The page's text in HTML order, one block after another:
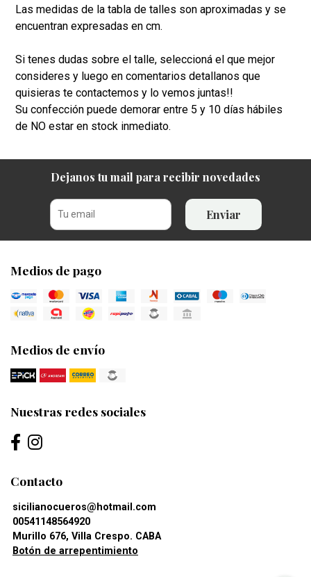
Las medidas de la tabla de talles son aproximadas y se
encuentran expresadas en cm.
Si tenes dudas sobre el talle, seleccioná el que mejor
consideres y luego en comentarios detallanos que
quisieras te contactemos y lo vemos juntas!!
Su confección puede demorar entre 5 y 10 días hábiles
de NO estar en stock inmediato.
Dejanos tu mail para recibir novedades
Enviar
Medios de pago
Medios de envío
Nuestras redes sociales
Contacto
sicilianocueros@hotmail.com
00541148564920
Murillo 676, Villa Crespo. CABA
Botón de arrepentimiento